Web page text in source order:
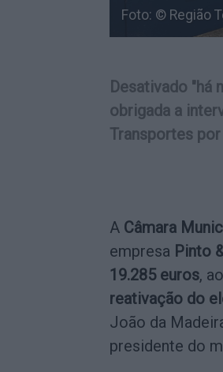
Foto: © Região
Desativado "há
obrigada a
Transportes
A Câmara
empresa Pinto
19.285 euros,
reativação do
João da
presidente do